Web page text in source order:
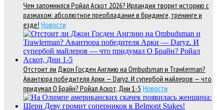
Чем запомнился Ройал Аскот 2026? Ирландия творит историю с
размахом: абсолютное преобладание в бридинге, тренинге и
езде! Новости
Отстоит ли Джон Госден Англию на Ombudsman и Trawlerman?
Авантюра победителя Арки — Daryz. И супербой майлеров — что
придумал О Брайн? Ройал Аскот, Дни 1-5 Новости